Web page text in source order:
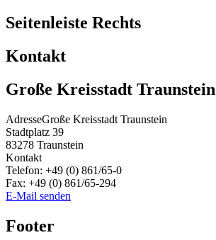
Seitenleiste Rechts
Kontakt
Große Kreisstadt Traunstein
AdresseGroße Kreisstadt Traunstein
Stadtplatz 39
83278 Traunstein
Kontakt
Telefon: +49 (0) 861/65-0
Fax: +49 (0) 861/65-294
E-Mail senden
Footer